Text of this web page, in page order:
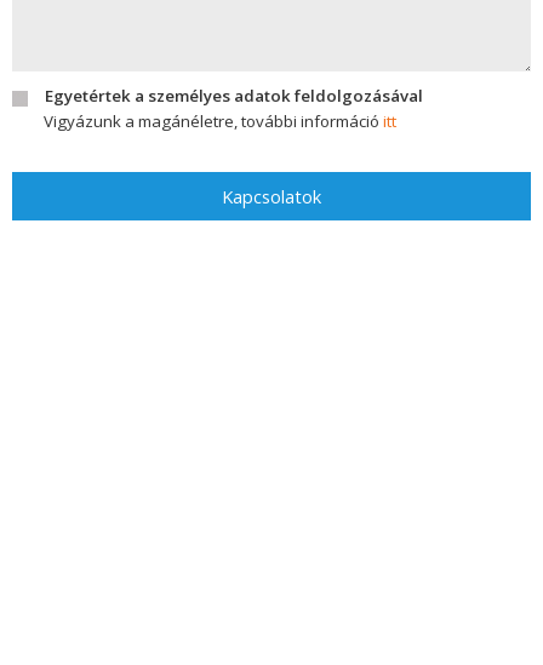
Egyetértek a személyes adatok feldolgozásával
Vigyázunk a magánéletre, további információ itt
Kapcsolatok